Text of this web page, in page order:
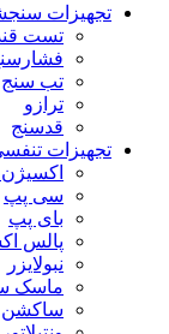
تجهیزات
تست
تب سنج
ترازو
قدسنج
تجهیزات
سی پپ
بای پپ
پالس
نبولایزر
ماسک
ساکشن